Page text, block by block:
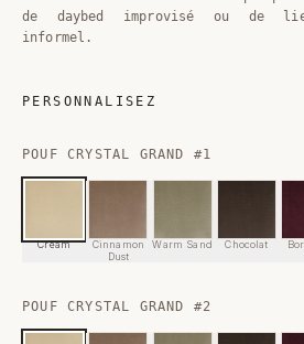
de daybed improvisé ou de
informel.
PERSONNALISEZ
POUF CRYSTAL GRAND #1
Cream
Cinnamon
Dust
Warm Sand Chocolat
POUF CRYSTAL GRAND #2